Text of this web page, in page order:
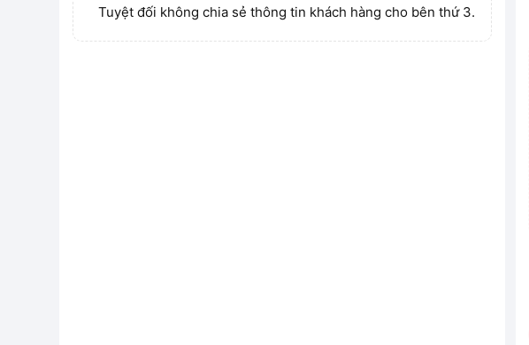
Tuyệt đối không chia sẻ thông tin khách hàng cho bên thứ 3.